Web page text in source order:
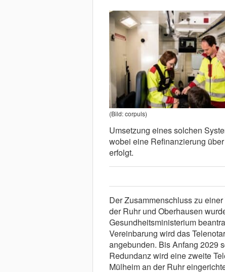
(Bild: corpuls)
Umsetzung eines solchen
wobei eine Refinanzierung
erfolgt.
Der Zusammenschluss zu
der Ruhr und Oberhausen
Gesundheitsministerium
Vereinbarung wird das
angebunden. Bis Anfang 2029
Redundanz wird eine zweite
Mülheim an der Ruhr